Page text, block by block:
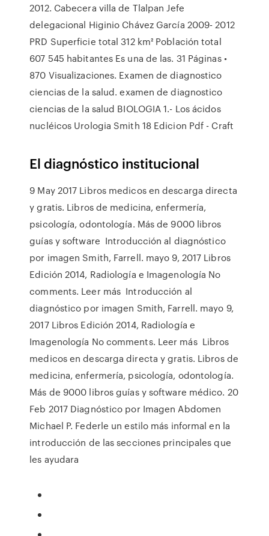
2012. Cabecera villa de Tlalpan Jefe
delegacional Higinio Chávez García 2009- 2012
PRD Superficie total 312 km² Población total
607 545 habitantes Es una de las. 31 Páginas •
870 Visualizaciones. Examen de diagnostico
ciencias de la salud. examen de diagnostico
ciencias de la salud BIOLOGIA 1.- Los ácidos
nucléicos Urologia Smith 18 Edicion Pdf - Craft
El diagnóstico institucional
9 May 2017 Libros medicos en descarga directa
y gratis. Libros de medicina, enfermería,
psicología, odontología. Más de 9000 libros
guías y software Introducción al diagnóstico
por imagen Smith, Farrell. mayo 9, 2017 Libros
Edición 2014, Radiología e Imagenología No
comments. Leer más Introducción al
diagnóstico por imagen Smith, Farrell. mayo 9,
2017 Libros Edición 2014, Radiología e
Imagenología No comments. Leer más Libros
medicos en descarga directa y gratis. Libros de
medicina, enfermería, psicología, odontología.
Más de 9000 libros guías y software médico. 20
Feb 2017 Diagnóstico por Imagen Abdomen
Michael P. Federle un estilo más informal en la
introducción de las secciones principales que
les ayudara